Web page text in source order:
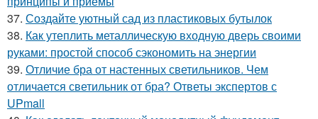
37. Создайте уютный сад из пластиковых бутылок
38. Как утеплить металлическую входную дверь своими
руками: простой способ сэкономить на энергии
39. Отличие бра от настенных светильников. Чем
отличается светильник от бра? Ответы экспертов с
UPmall